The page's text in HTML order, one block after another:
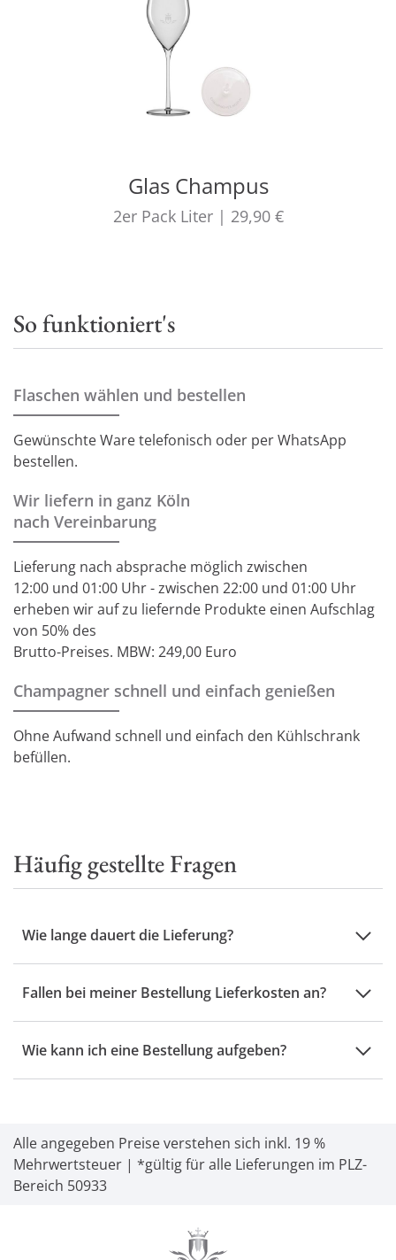
Glas Champus
2er Pack Liter | 29,90 €
So funktioniert's
Flaschen wählen und bestellen
Gewünschte Ware telefonisch oder per WhatsApp
bestellen.
Wir liefern in ganz Köln
nach Vereinbarung
Lieferung nach absprache möglich zwischen
12:00 und 01:00 Uhr - zwischen 22:00 und 01:00 Uhr
erheben wir auf zu liefernde Produkte einen Aufschlag
von 50% des
Brutto-Preises. MBW: 249,00 Euro
Champagner schnell und einfach genießen
Ohne Aufwand schnell und einfach den Kühlschrank
befüllen.
Häufig gestellte Fragen
Wie lange dauert die Lieferung?
Fallen bei meiner Bestellung Lieferkosten an?
Wie kann ich eine Bestellung aufgeben?
Alle angegeben Preise verstehen sich inkl. 19 %
Mehrwertsteuer | *gültig für alle Lieferungen im PLZ-
Bereich 50933